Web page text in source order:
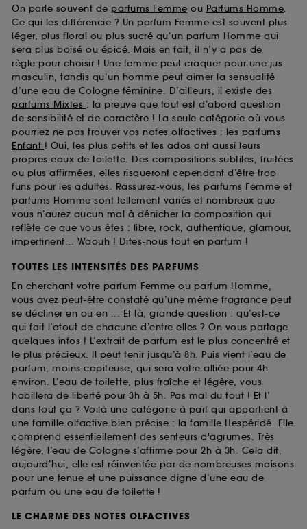
On parle souvent de parfums Femme ou Parfums Homme.
Ce qui les différencie ? Un parfum Femme est souvent plus
léger, plus floral ou plus sucré qu’un parfum Homme qui
sera plus boisé ou épicé. Mais en fait, il n’y a pas de
règle pour choisir ! Une femme peut craquer pour une jus
masculin, tandis qu’un homme peut aimer la sensualité
d’une eau de Cologne féminine. D’ailleurs, il existe des
parfums Mixtes : la preuve que tout est d’abord question
de sensibilité et de caractère ! La seule catégorie où vous
pourriez ne pas trouver vos notes olfactives : les parfums
Enfant ! Oui, les plus petits et les ados ont aussi leurs
propres eaux de toilette. Des compositions subtiles, fruitées
ou plus affirmées, elles risqueront cependant d’être trop
funs pour les adultes. Rassurez-vous, les parfums Femme et
parfums Homme sont tellement variés et nombreux que
vous n’aurez aucun mal à dénicher la composition qui
reflète ce que vous êtes : libre, rock, authentique, glamour,
impertinent... Waouh ! Dites-nous tout en parfum !
TOUTES LES INTENSITÉS DES PARFUMS
En cherchant votre parfum Femme ou parfum Homme,
vous avez peut-être constaté qu’une même fragrance peut
se décliner en ou en ... Et là, grande question : qu’est-ce
qui fait l’atout de chacune d’entre elles ? On vous partage
quelques infos ! L’extrait de parfum est le plus concentré et
le plus précieux. Il peut tenir jusqu’à 8h. Puis vient l’eau de
parfum, moins capiteuse, qui sera votre alliée pour 4h
environ. L’eau de toilette, plus fraîche et légère, vous
habillera de liberté pour 3h à 5h. Pas mal du tout ! Et l’
dans tout ça ? Voilà une catégorie à part qui appartient à
une famille olfactive bien précise : la famille Hespéridé. Elle
comprend essentiellement des senteurs d'agrumes. Très
légère, l’eau de Cologne s’affirme pour 2h à 3h. Cela dit,
aujourd’hui, elle est réinventée par de nombreuses maisons
pour une tenue et une puissance digne d’une eau de
parfum ou une eau de toilette !
LE CHARME DES NOTES OLFACTIVES